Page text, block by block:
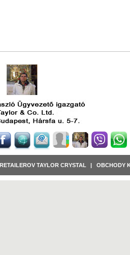
RETAILEROV TAYLOR CRYSTAL OBCHODY